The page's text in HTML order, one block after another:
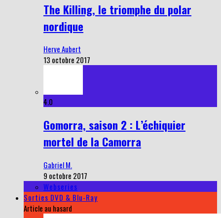
The Killing, le triomphe du polar
nordique
Herve Aubert
13 octobre 2017
4.0
Gomorra, saison 2 : L’échiquier
mortel de la Camorra
Gabriel M.
9 octobre 2017
Webseries
Sorties DVD & Blu-Ray
Article au hasard